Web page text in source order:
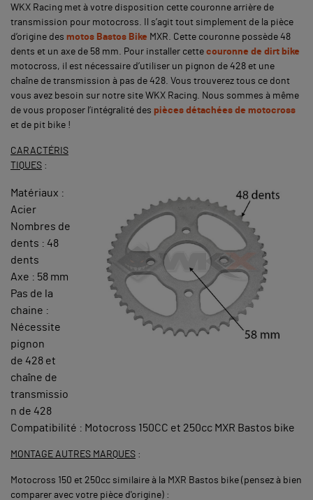
WKX Racing met à votre disposition cette couronne arrière de
transmission pour motocross. Il s’agit tout simplement de la pièce
d’origine des motos Bastos Bike MXR. Cette couronne possède 48
dents et un axe de 58 mm. Pour installer cette couronne de dirt bike
motocross, il est nécessaire d’utiliser un pignon de 428 et une
chaîne de transmission à pas de 428. Vous trouverez tous ce dont
vous avez besoin sur notre site WKX Racing. Nous sommes à même
de vous proposer l’intégralité des pièces détachées de motocross
et de pit bike !
CARACTÉRIS
TIQUES :
Matériaux :
Acier
Nombres de
dents : 48
dents
Axe : 58 mm
Pas de la
chaine :
Nécessite
pignon
de 428 et
chaîne de
transmissio
n de 428
Compatibilité : Motocross 150CC et 250cc MXR Bastos bike
MONTAGE AUTRES MARQUES :
Motocross 150 et 250cc similaire à la MXR Bastos bike (pensez à bien
comparer avec votre pièce d'origine) :